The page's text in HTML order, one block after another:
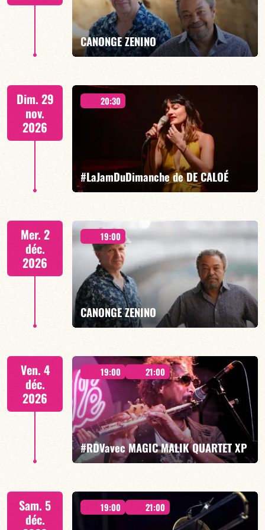
EN SAVOIR PLUS RÉSERVER
CANONGE ZENINO
Mario Canonge / Michel Zenino
EN SAVOIR PLUS RÉSERVER
Dim. 29
nov.
2026
20:30
#LaJamDuDimanche de DE CALOÉ
CALOÉ/TBA
EN SAVOIR PLUS RÉSERVER
Mer. 2
déc.
2026
19:00
CANONGE ZENINO
Mario Canonge / Michel Zenino
EN SAVOIR PLUS RÉSERVER
Ven. 4
déc.
2026
19:00 21:00
#RDVavec MAGIC MALIK QUARTET XP
Sauve
Sam. 5
déc.
19:00 21:00